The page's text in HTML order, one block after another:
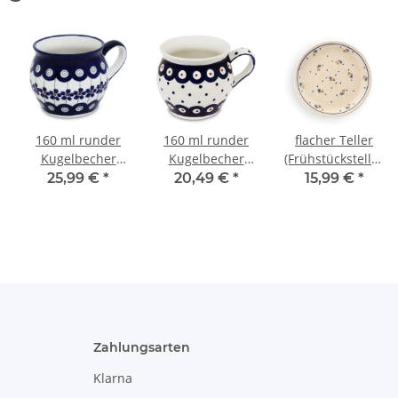
160 ml runder
Kugelbecher
(Espresso-
25,99 € *
160 ml runder
Kugelbecher
(Espresso-
20,49 € *
flacher Teller
(Frühstücksteller),
Ø19.5 cm, H=2.4
15,99 € *
Zahlungsarten
Klarna